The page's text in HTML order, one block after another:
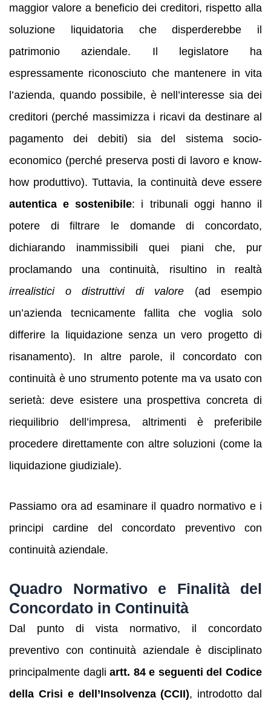
maggior valore a beneficio dei creditori, rispetto alla
soluzione liquidatoria che disperderebbe il
patrimonio aziendale. Il legislatore ha
espressamente riconosciuto che mantenere in vita
l’azienda, quando possibile, è nell’interesse sia dei
creditori (perché massimizza i ricavi da destinare al
pagamento dei debiti) sia del sistema socio-
economico (perché preserva posti di lavoro e know-
how produttivo). Tuttavia, la continuità deve essere
autentica e sostenibile: i tribunali oggi hanno il
potere di filtrare le domande di concordato,
dichiarando inammissibili quei piani che, pur
proclamando una continuità, risultino in realtà
irrealistici o distruttivi di valore (ad esempio
un’azienda tecnicamente fallita che voglia solo
differire la liquidazione senza un vero progetto di
risanamento). In altre parole, il concordato con
continuità è uno strumento potente ma va usato con
serietà: deve esistere una prospettiva concreta di
riequilibrio dell’impresa, altrimenti è preferibile
procedere direttamente con altre soluzioni (come la
liquidazione giudiziale).
Passiamo ora ad esaminare il quadro normativo e i
principi cardine del concordato preventivo con
continuità aziendale.
Quadro Normativo e Finalità del
Concordato in Continuità
Dal punto di vista normativo, il concordato
preventivo con continuità aziendale è disciplinato
principalmente dagliartt. 84 e seguenti del Codice
della Crisi e dell’Insolvenza (CCII), introdotto dal